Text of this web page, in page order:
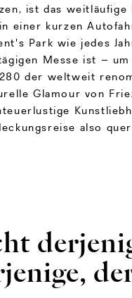
ist das weitläufige
einer kurzen
Park wie jedes
Messe ist –
der weltweit
Glamour von
also